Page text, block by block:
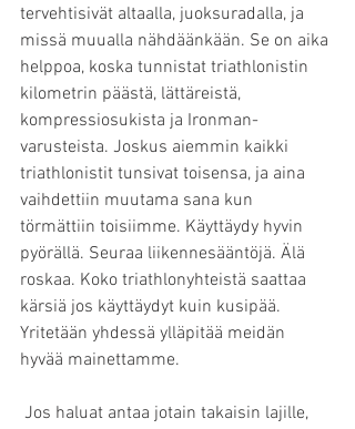
tervehtisivät altaalla, juoksuradalla, ja
missä muualla nähdäänkään. Se on aika
helppoa, koska tunnistat triathlonistin
kilometrin päästä, lättäreistä,
kompressiosukista ja Ironman-
varusteista. Joskus aiemmin kaikki
triathlonistit tunsivat toisensa, ja aina
vaihdettiin muutama sana kun
törmättiin toisiimme. Käyttäydy hyvin
pyörällä. Seuraa liikennesääntöjä. Älä
roskaa. Koko triathlonyhteistä saattaa
kärsiä jos käyttäydyt kuin kusipää.
Yritetään yhdessä ylläpitää meidän
hyvää mainettamme.